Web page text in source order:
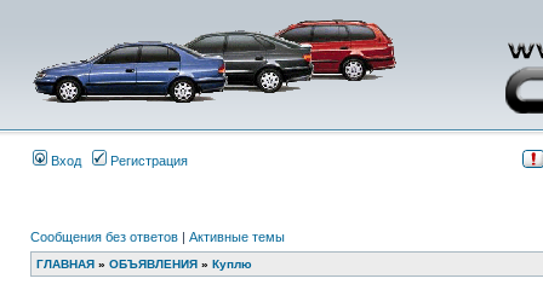
Вход Регистрация
Сообщения без ответов | Активные темы
ГЛАВНАЯ » ОБЪЯВЛЕНИЯ » Куплю